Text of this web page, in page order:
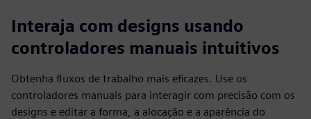
Interaja com designs usando
controladores manuais intuitivos
Obtenha fluxos de trabalho mais eficazes. Use os
controladores manuais para interagir com precisão com os
designs e editar a forma, a alocação e a aparência do